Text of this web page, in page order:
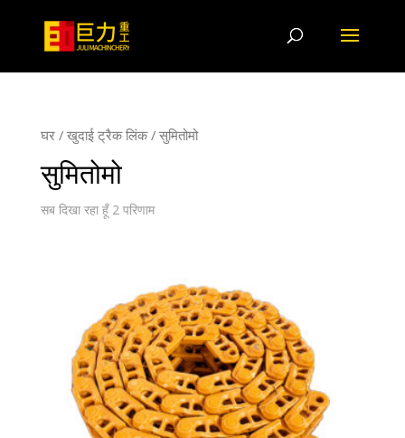
घर/ खुदाई ट्रैक लिंक/ सुमितोमो
सुमितोमो
सब दिखा रहा हूँ 2 परिणाम